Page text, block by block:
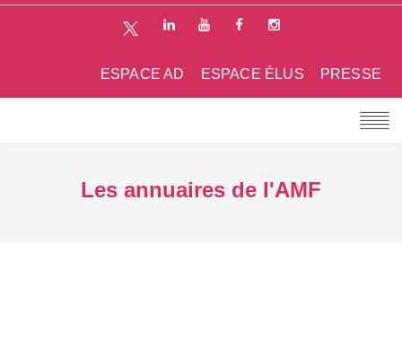
PRESSE
ESPACE ÉLUS
ESPACE AD
Les annuaires de l'AMF